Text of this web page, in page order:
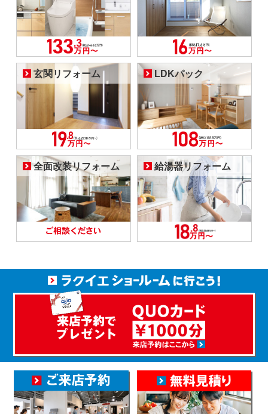
玄関リフォーム LDKパック
全面改装リフォーム 給湯器リフォーム